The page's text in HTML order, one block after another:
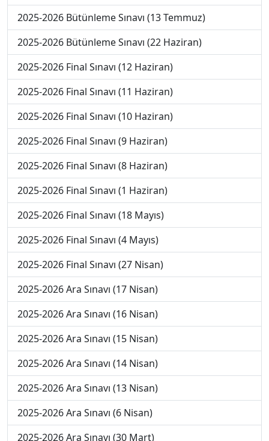
2025-2026 Bütünleme Sınavı (13 Temmuz)
2025-2026 Bütünleme Sınavı (22 Haziran)
2025-2026 Final Sınavı (12 Haziran)
2025-2026 Final Sınavı (11 Haziran)
2025-2026 Final Sınavı (10 Haziran)
2025-2026 Final Sınavı (9 Haziran)
2025-2026 Final Sınavı (8 Haziran)
2025-2026 Final Sınavı (1 Haziran)
2025-2026 Final Sınavı (18 Mayıs)
2025-2026 Final Sınavı (4 Mayıs)
2025-2026 Final Sınavı (27 Nisan)
2025-2026 Ara Sınavı (17 Nisan)
2025-2026 Ara Sınavı (16 Nisan)
2025-2026 Ara Sınavı (15 Nisan)
2025-2026 Ara Sınavı (14 Nisan)
2025-2026 Ara Sınavı (13 Nisan)
2025-2026 Ara Sınavı (6 Nisan)
2025-2026 Ara Sınavı (30 Mart)